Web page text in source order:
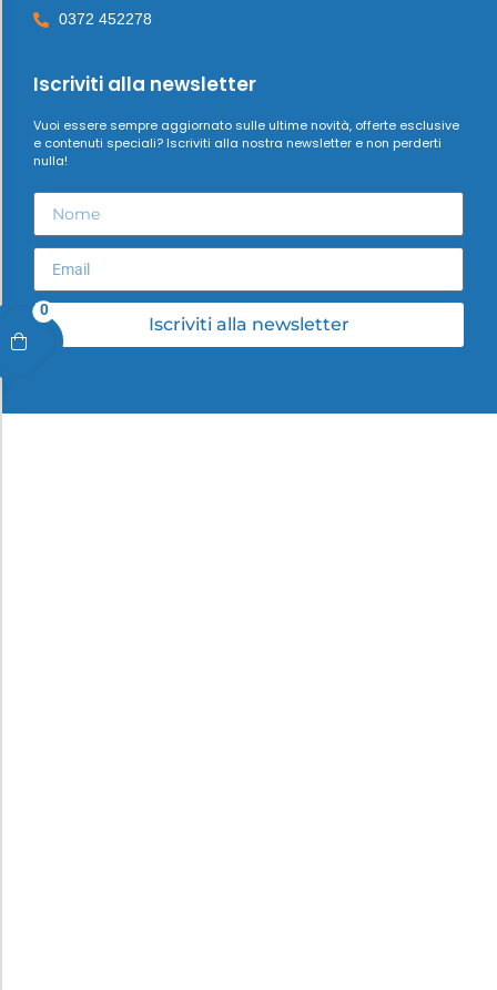
0
0372 452278
Iscriviti alla newsletter
Vuoi essere sempre aggiornato sulle ultime novità, offerte esclusive
e contenuti speciali? Iscriviti alla nostra newsletter e non perderti
nulla!
Iscriviti alla newsletter